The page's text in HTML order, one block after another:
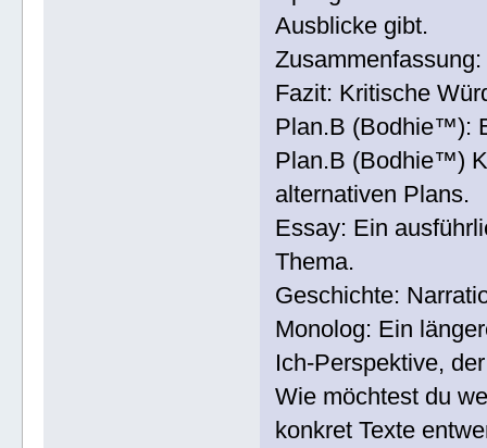
Ausblicke gibt.
Fazit: Kritische
Plan.B (Bodhie™):
Plan.B (Bodhie™)
alternativen Plans.
Essay: Ein
Thema.
Geschichte:
Monolog: Ein
Ich-Perspektive,
Wie möchtest du
konkret Texte